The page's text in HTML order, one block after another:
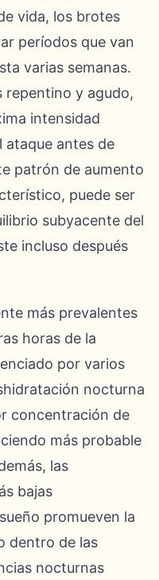
vida, los brotes
períodos que van
varias semanas.
repentino y agudo,
intensidad
ataque antes de
patrón de aumento
puede ser
subyacente del
incluso después
más prevalentes
horas de la
por varios
nocturna
concentración de
más probable
las
bajas
promueven la
dentro de las
nocturnas